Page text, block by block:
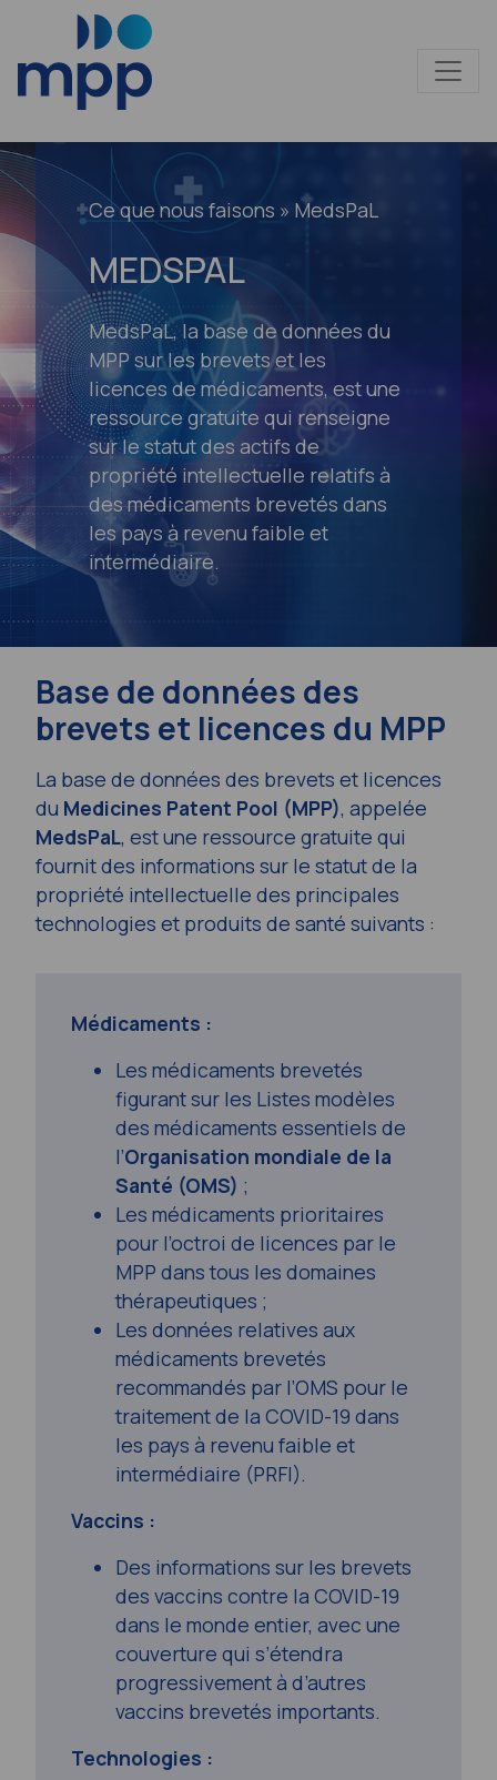
Ce que nous faisons » MedsPaL
MEDSPAL
MedsPaL, la base de données du
MPP sur les brevets et les
licences de médicaments, est une
ressource gratuite qui renseigne
sur le statut des actifs de
propriété intellectuelle relatifs à
des médicaments brevetés dans
les pays à revenu faible et
intermédiaire.
Base de données des
brevets et licences du MPP
La base de données des brevets et licences
du Medicines Patent Pool (MPP), appelée
MedsPaL, est une ressource gratuite qui
fournit des informations sur le statut de la
propriété intellectuelle des principales
technologies et produits de santé suivants :
Médicaments :
Les médicaments brevetés
figurant sur les Listes modèles
des médicaments essentiels de
l’Organisation mondiale de la
Santé (OMS) ;
Les médicaments prioritaires
pour l’octroi de licences par le
MPP dans tous les domaines
thérapeutiques ;
Les données relatives aux
médicaments brevetés
recommandés par l’OMS pour le
traitement de la COVID-19 dans
les pays à revenu faible et
intermédiaire (PRFI).
Vaccins :
Des informations sur les brevets
des vaccins contre la COVID-19
dans le monde entier, avec une
couverture qui s’étendra
progressivement à d’autres
vaccins brevetés importants.
Technologies :